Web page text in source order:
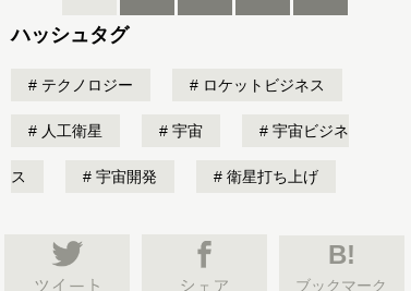
ハッシュタグ
テクノロジー ロケットビジネス
人工衛星 宇宙 宇宙ビジネ
ス 宇宙開発 衛星打ち上げ
B!
ブックマーク